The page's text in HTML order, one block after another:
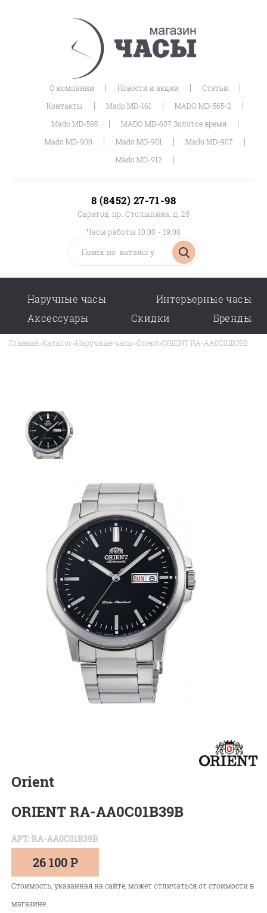
О компании | Новости и акции | Статьи |
Контакты | Mado MD-161 | MADO MD-565-2 |
Mado MD-595 | MADO MD-607 Золотое время |
Mado MD-900 | Mado MD-901 | Mado MD-907 |
Mado MD-912 |
8 (8452) 27-71-98
Саратов, пр. Столыпина, д. 25
Часы работы 10:00 - 19:00
Наручные часы
Интерьерные часы
Аксессуары
Скидки Бренды
Главная>Каталог>Наручные часы>Orient>ORIENT RA-AA0C01B39B
Orient
ORIENT RA-AA0C01B39B
АРТ: RA-AA0C01B39B
26 100 Р
Стоимость, указанная на сайте, может отличаться от стоимости в
магазине